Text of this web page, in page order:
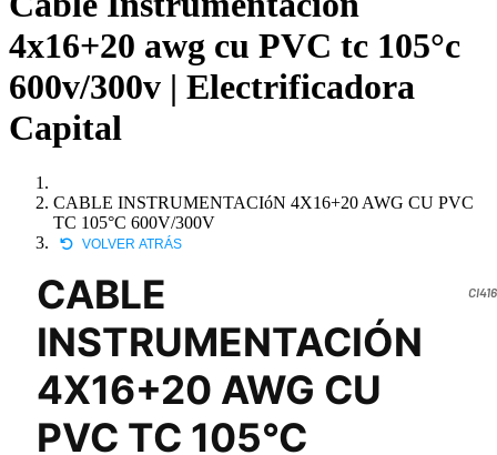
4x16+20 awg cu PVC tc 105°c
600v/300v | Electrificadora
Capital
CABLE INSTRUMENTACIóN 4X16+20 AWG CU PVC
TC 105°C 600V/300V
VOLVER ATRÁS
CABLE
INSTRUMENTACIÓN
4X16+20 AWG CU
PVC TC 105°C